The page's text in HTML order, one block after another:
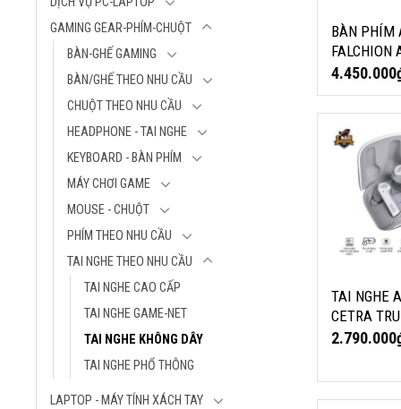
GAMING GEAR-PHÍM-CHUỘT
BÀN-GHẾ GAMING
BÀN/GHẾ THEO NHU CẦU
CHUỘT THEO NHU CẦU
HEADPHONE - TAI NGHE
KEYBOARD - BÀN PHÍM
MÁY CHƠI GAME
MOUSE - CHUỘT
PHÍM THEO NHU CẦU
TAI NGHE THEO NHU CẦU
TAI NGHE CAO CẤP
TAI NGHE GAME-NET
TAI NGHE KHÔNG DÂY
TAI NGHE PHỔ THÔNG
LAPTOP - MÁY TÍNH XÁCH TAY
Gaming
Size (Full/TKL):
Kích thước:
Mechanical
Loại đèn nền:
Keycap: ABS,
Kết nối: USB
BÀN PHÍM
FALCHION
(WIRED,
PBT, ĐEN/
4.450.000
TAI NGHE
CETRA TRUE
WIRELESS
Củ loa ASUS
mm cho âm
Tích hợp công
Armory Crate
Chống ồn chủ
ANC
Hỗ trợ App
ưu hóa âm
TAI NGHE
CETRA
WIRELESS
2.790.000